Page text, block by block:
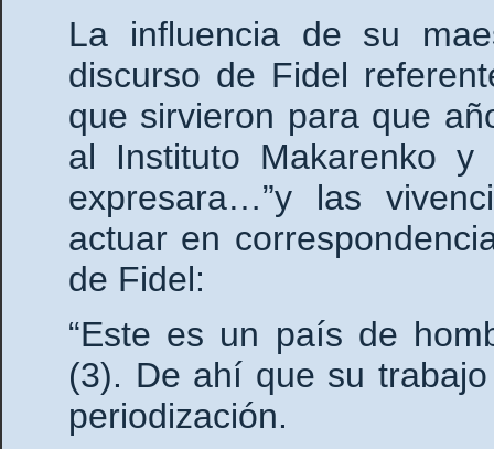
La influencia de su
discurso de Fidel
que sirvieron para que
al Instituto Makarenko
expresara…”y las
actuar en
de Fidel:
“Este es un país de
(3). De ahí que su
periodización.